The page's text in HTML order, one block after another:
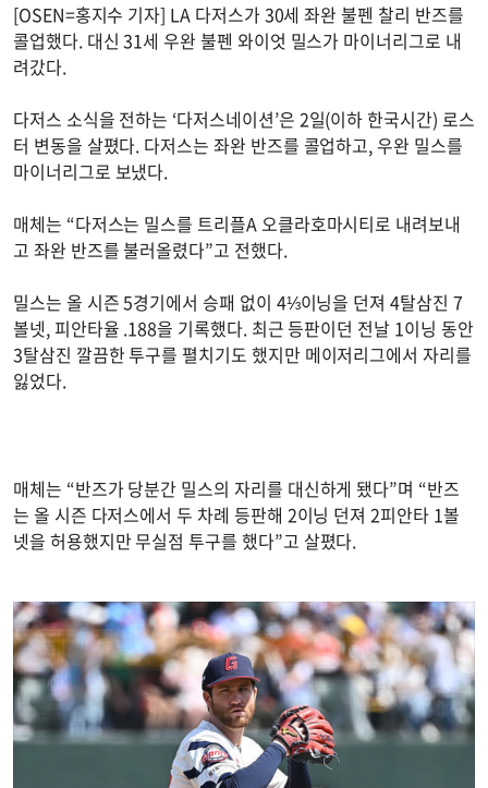
[OSEN=홍지수 기자] LA 다저스가 30세 좌완 불펜 찰리 반즈를
콜업했다. 대신 31세 우완 불펜 와이엇 밀스가 마이너리그로 내
려갔다.
다저스 소식을 전하는 ‘다저스네이션’은 2일(이하 한국시간) 로스
터 변동을 살폈다. 다저스는 좌완 반즈를 콜업하고, 우완 밀스를
마이너리그로 보냈다.
매체는 “다저스는 밀스를 트리플A 오클라호마시티로 내려보내
고 좌완 반즈를 불러올렸다”고 전했다.
밀스는 올 시즌 5경기에서 승패 없이 4⅓이닝을 던져 4탈삼진 7
볼넷, 피안타율 .188을 기록했다. 최근 등판이던 전날 1이닝 동안
3탈삼진 깔끔한 투구를 펼치기도 했지만 메이저리그에서 자리를
잃었다.
매체는 “반즈가 당분간 밀스의 자리를 대신하게 됐다”며 “반즈
는 올 시즌 다저스에서 두 차례 등판해 2이닝 던져 2피안타 1볼
넷을 허용했지만 무실점 투구를 했다”고 살폈다.